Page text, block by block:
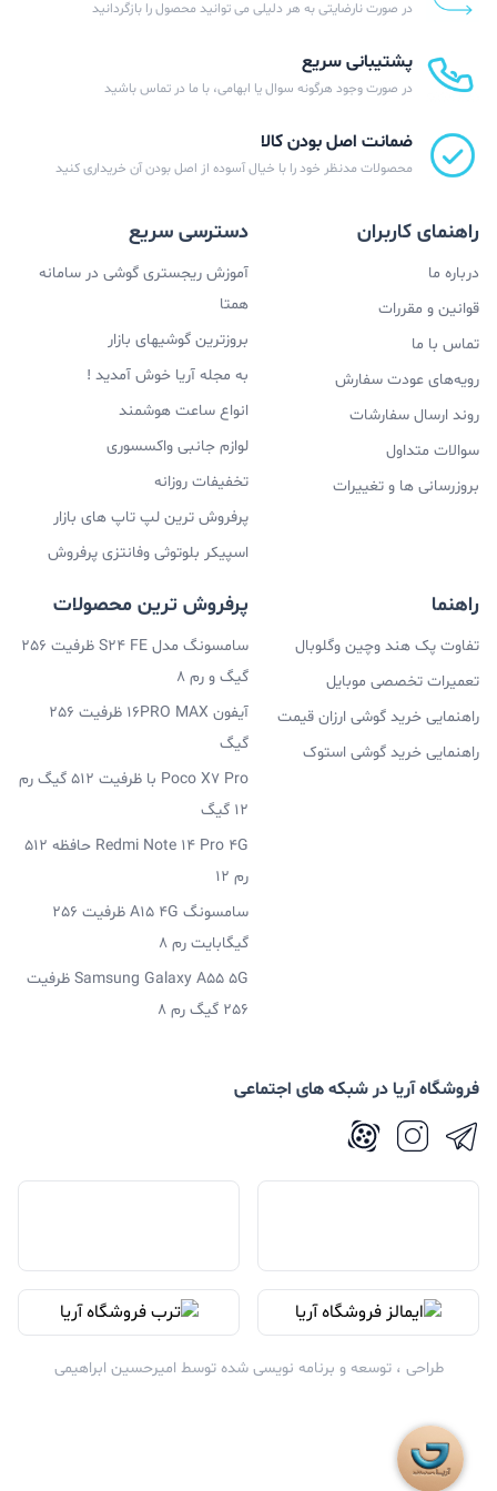
در صورت نارضایتی به هر دلیلی می توانید محصول را بازگردانید
پشتیبانی سریع
در صورت وجود هرگونه سوال یا ابهامی، با ما در تماس باشید
ضمانت اصل بودن کالا
محصولات مدنظر خود را با خیال آسوده از اصل بودن آن خریداری کنید
راهنمای کاربران
درباره ما
قوانین و مقررات
تماس با ما
رویه‌های عودت سفارش
روند ارسال سفارشات
سوالات متداول
بروزرسانی ها و تغییرات
دسترسی سریع
آموزش ریجستری گوشی در سامانه
همتا
بروزترین گوشیهای بازار
به مجله آریا خوش آمدید !
انواع ساعت هوشمند
لوازم جانبی واکسسوری
تخفیفات روزانه
پرفروش ترین لپ تاپ های بازار
اسپیکر بلوتوثی وفانتزی پرفروش
راهنما
تفاوت پک هند وچین وگلوبال
تعمیرات تخصصی موبایل
راهنمایی خرید گوشی ارزان قیمت
راهنمایی خرید گوشی استوک
پرفروش ترین محصولات
سامسونگ مدل S24 FE ظرفیت 256
گیگ و رم 8
آیفون 16PRO MAX ظرفیت 256
گیگ
Poco X7 Pro با ظرفیت 512 گیگ رم
12 گیگ
Redmi Note 14 Pro 4G حافظه 512
رم 12
سامسونگ A15 4G ظرفیت 256
گیگابایت رم 8
Samsung Galaxy A55 5G ظرفیت
256 گیگ رم 8
فروشگاه آریا در شبکه های اجتماعی
طراحی ، توسعه و برنامه نویسی شده توسط امیرحسین ابراهیمی